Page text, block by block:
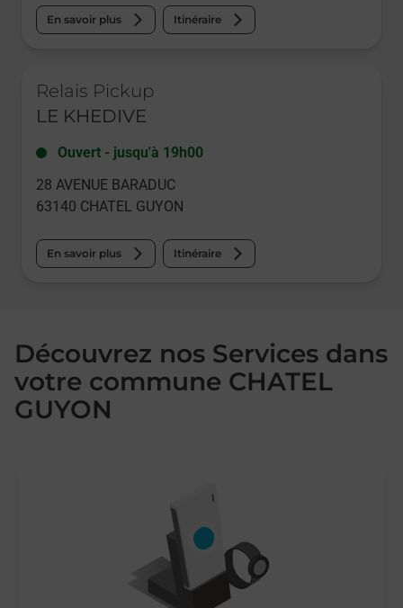
En savoir plus Itinéraire
Relais Pickup
LE KHEDIVE
Ouvert - jusqu'à 19h00
28 AVENUE BARADUC
63140 CHATEL GUYON
En savoir plus Itinéraire
Découvrez nos Services dans
votre commune CHATEL
GUYON